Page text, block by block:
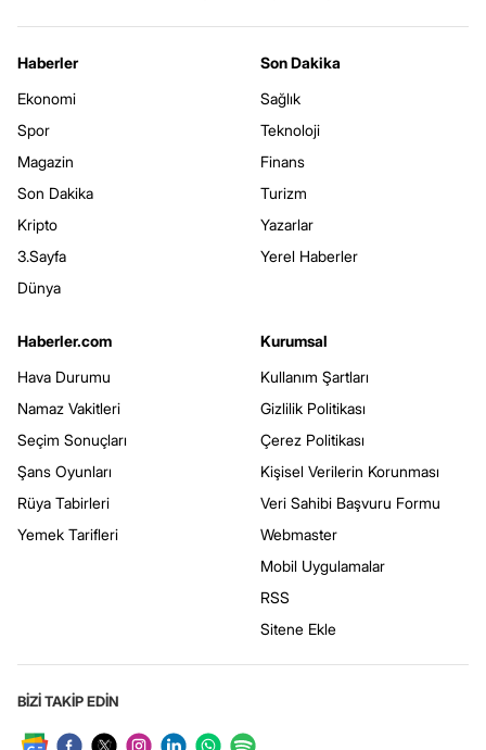
Haberler
Ekonomi
Spor
Magazin
Son Dakika
Kripto
3.Sayfa
Dünya
Son Dakika
Sağlık
Teknoloji
Finans
Turizm
Yazarlar
Yerel Haberler
Haberler.com
Hava Durumu
Namaz Vakitleri
Seçim Sonuçları
Şans Oyunları
Rüya Tabirleri
Yemek Tarifleri
Kurumsal
Kullanım Şartları
Gizlilik Politikası
Çerez Politikası
Kişisel Verilerin Korunması
Veri Sahibi Başvuru Formu
Webmaster
Mobil Uygulamalar
RSS
Sitene Ekle
BİZİ TAKİP EDİN